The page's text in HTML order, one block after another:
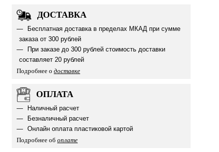
ДОСТАВКА
Бесплатная доставка в пределах МКАД при сумме
заказа от 300 рублей
При заказе до 300 рублей стоимость доставки
составляет 20 рублей
Подробнее о доставке
ОПЛАТА
Наличный расчет
Безналичный расчет
Онлайн оплата пластиковой картой
Подробнее об оплате